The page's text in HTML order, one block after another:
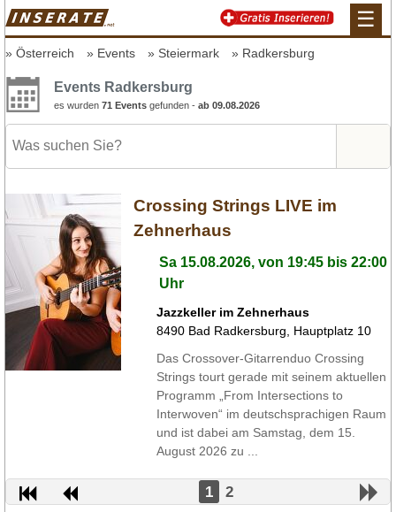
☰
Österreich Events Steiermark Radkersburg
Events Radkersburg
es wurden 71 Events gefunden - ab 09.08.2026
Crossing Strings LIVE im
Zehnerhaus
Sa 15.08.2026, von 19:45 bis 22:00
Uhr
Jazzkeller im Zehnerhaus
8490 Bad Radkersburg
Hauptplatz 10
Das Crossover-Gitarrenduo Crossing
Strings tourt gerade mit seinem aktuellen
Programm „From Intersections to
Interwoven“ im deutschsprachigen Raum
und ist dabei am Samstag, dem 15.
August 2026 zu ...
1 2